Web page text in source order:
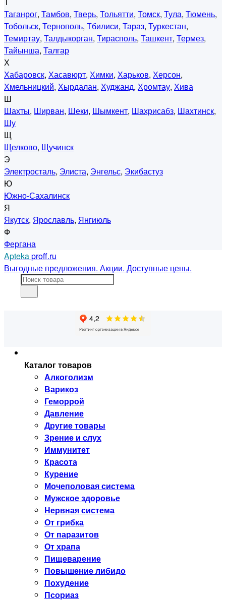
Таганрог, Тамбов, Тверь, Тольятти, Томск, Тула, Тюмень,
Тобольск, Тернополь, Тбилиси, Тараз, Туркестан,
Темиртау, Талдыкорган, Тирасполь, Ташкент, Термез,
Тайынша, Талгар
Х
Хабаровск, Хасавюрт, Химки, Харьков, Херсон,
Хмельницкий, Хырдалан, Худжанд, Хромтау, Хива
Ш
Шахты, Ширван, Шеки, Шымкент, Шахрисабз, Шахтинск,
Шу
Щ
Щелково, Щучинск
Э
Электросталь, Элиста, Энгельс, Экибастуз
Ю
Южно-Сахалинск
Я
Якутск, Ярославль, Янгиюль
Ф
Фергана
Aptekaproff.ru
Выгодные предложения. Акции. Доступные цены.
Каталог товаров
Алкоголизм
Варикоз
Геморрой
Давление
Другие товары
Зрение и слух
Иммунитет
Красота
Курение
Мочеполовая система
Мужское здоровье
Нервная система
От грибка
От паразитов
От храпа
Пищеварение
Повышение либидо
Похудение
Псориаз